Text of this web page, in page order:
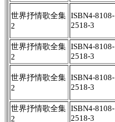
世界抒情歌全集
2
ISBN4-8108-
2518-3
世界抒情歌全集
2
ISBN4-8108-
2518-3
世界抒情歌全集
2
ISBN4-8108-
2518-3
世界抒情歌全集
2
ISBN4-8108-
2518-3